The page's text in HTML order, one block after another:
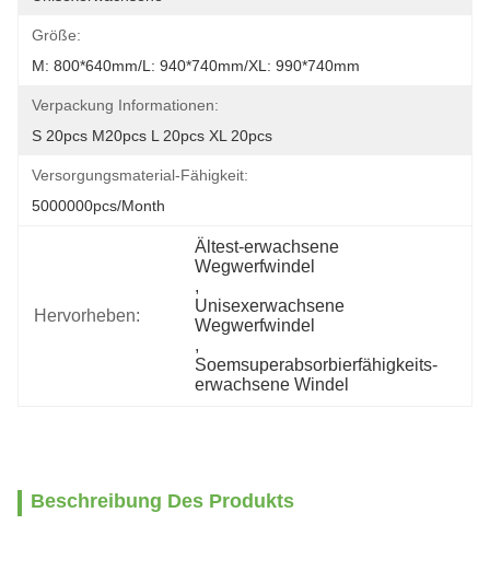
Größe:
M: 800*640mm/L: 940*740mm/XL: 990*740mm
Verpackung Informationen:
S 20pcs M20pcs L 20pcs XL 20pcs
Versorgungsmaterial-Fähigkeit:
5000000pcs/month
Hervorheben:
Ältest-erwachsene
Wegwerfwindel
,
Unisexerwachsene
Wegwerfwindel
,
Soemsuperabsorbierfähigkeits-
erwachsene Windel
Beschreibung Des Produkts